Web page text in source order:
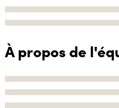
À propos de